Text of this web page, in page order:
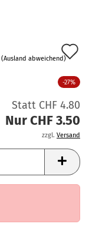
(Ausland abweichend)
-27%
Statt CHF 4.80
Nur CHF 3.50
zzgl. Versand